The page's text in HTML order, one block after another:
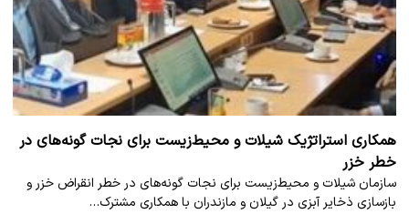
همکاری استراتژیک شیلات و محیط‌زیست برای نجات گونه‌های در
خطر خزر
سازمان شیلات و محیط‌زیست برای نجات گونه‌های در خطر انقراض خزر و
بازسازی ذخایر آبزی در گیلان و مازندران با همکاری مشترک…